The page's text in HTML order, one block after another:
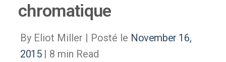
chromatique
By Eliot Miller | Posté le November 16,
2015| 8 min Read